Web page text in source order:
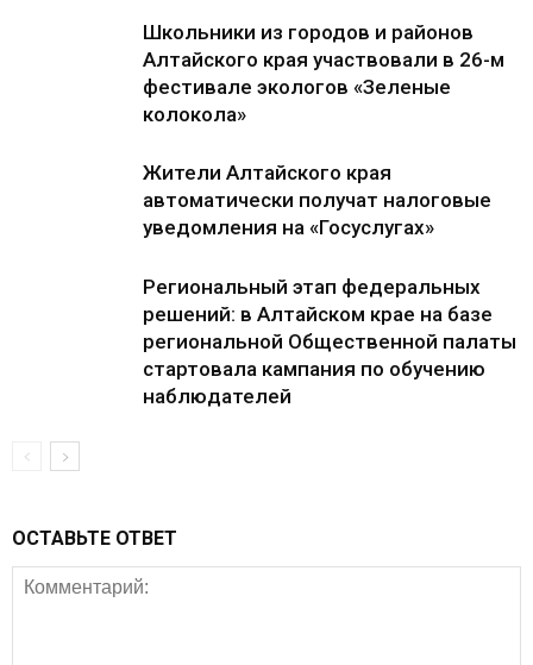
Школьники из городов и районов
Алтайского края участвовали в 26-м
фестивале экологов «Зеленые
колокола»
Жители Алтайского края
автоматически получат налоговые
уведомления на «Госуслугах»
Региональный этап федеральных
решений: в Алтайском крае на базе
региональной Общественной палаты
стартовала кампания по обучению
наблюдателей
ОСТАВЬТЕ ОТВЕТ